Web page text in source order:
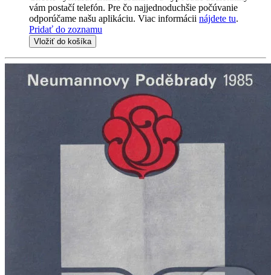
vám postačí telefón. Pre čo najjednoduchšie počúvanie
odporúčame našu aplikáciu. Viac informácii nájdete tu.
Pridať do zoznamu
Vložiť do košíka